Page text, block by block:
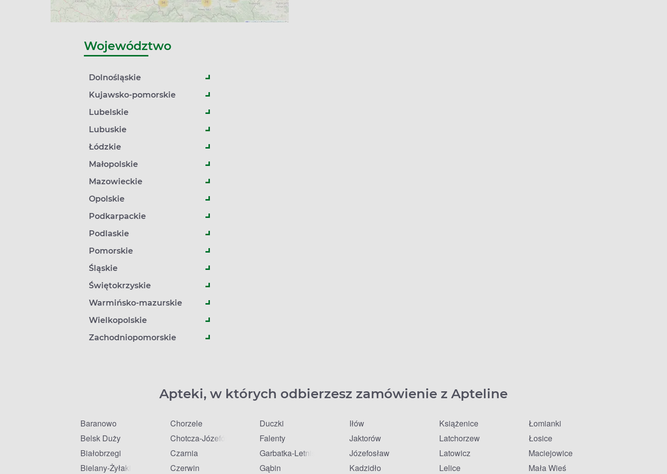
Województwo
Dolnośląskie
Kujawsko-pomorskie
Lubelskie
Lubuskie
Łódzkie
Małopolskie
Mazowieckie
Opolskie
Podkarpackie
Podlaskie
Pomorskie
Śląskie
Świętokrzyskie
Warmińsko-mazurskie
Wielkopolskie
Zachodniopomorskie
Apteki, w których odbierzesz zamówienie z Apteline
Baranowo
Belsk Duży
Białobrzegi
Bielany-Żyłaki
Chorzele
Chotcza-Józefów
Czarnia
Czerwin
Duczki
Falenty
Garbatka-Letnisko
Gąbin
Iłów
Jaktorów
Józefosław
Kadzidło
Książenice
Latchorzew
Latowicz
Lelice
Łomianki
Łosice
Maciejowice
Mała Wieś